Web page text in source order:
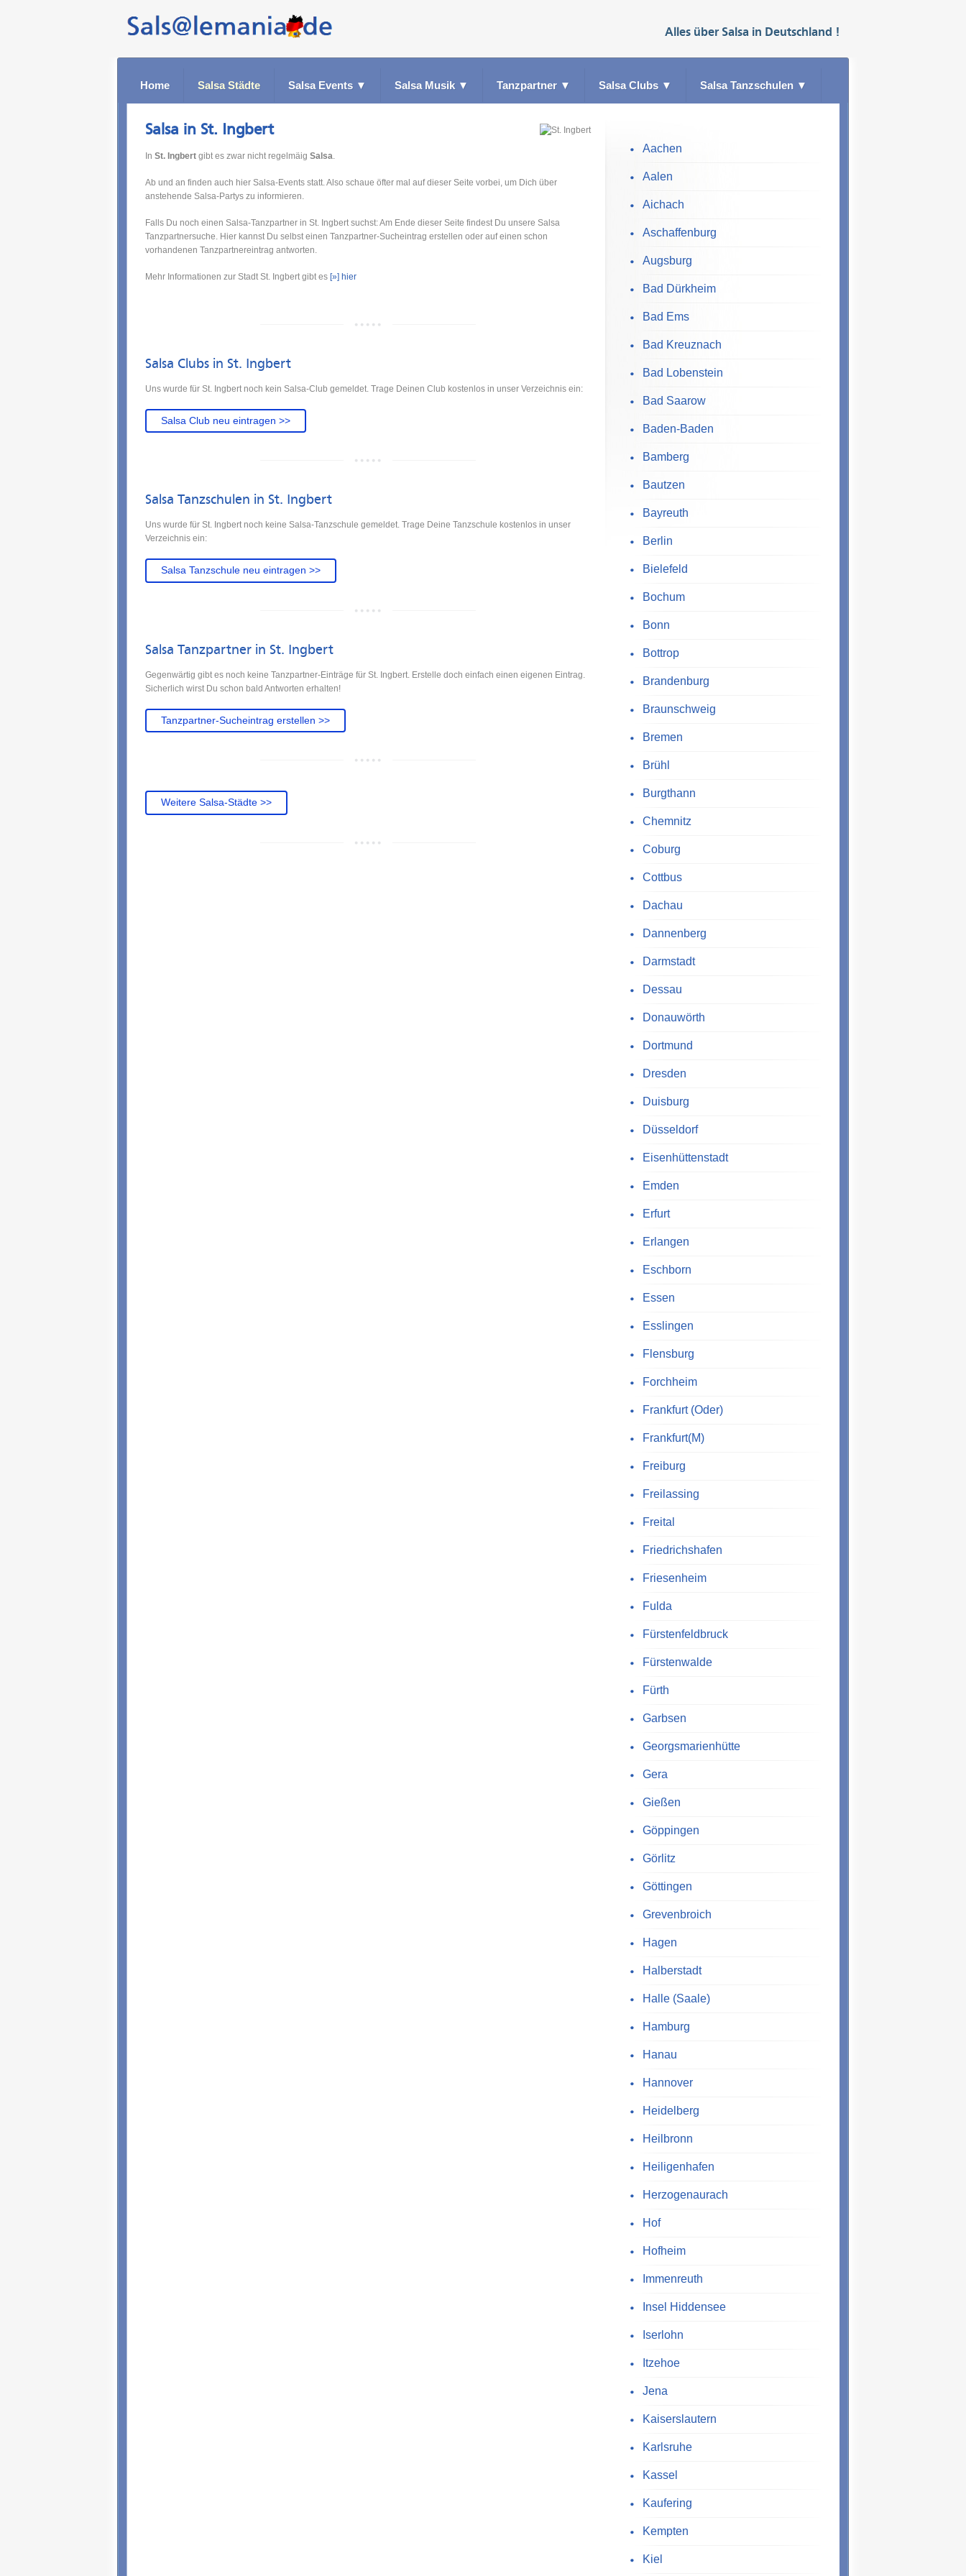
Alles über Salsa in Deutschland !
Home Salsa Städte Salsa Events ▼ Salsa Musik ▼ Tanzpartner ▼ Salsa Clubs ▼ Salsa Tanzschulen ▼
Salsa in St. Ingbert
In St. Ingbert gibt es zwar nicht regelmäig Salsa.
Ab und an finden auch hier Salsa-Events statt. Also schaue öfter mal auf dieser Seite vorbei, um Dich über
anstehende Salsa-Partys zu informieren.
Falls Du noch einen Salsa-Tanzpartner in St. Ingbert suchst: Am Ende dieser Seite findest Du unsere Salsa
Tanzpartnersuche. Hier kannst Du selbst einen Tanzpartner-Sucheintrag erstellen oder auf einen schon
vorhandenen Tanzpartnereintrag antworten.
Mehr Informationen zur Stadt St. Ingbert gibt es [»] hier
Salsa Clubs in St. Ingbert
Uns wurde für St. Ingbert noch kein Salsa-Club gemeldet. Trage Deinen Club kostenlos in unser Verzeichnis ein:
Salsa Club neu eintragen >>
Salsa Tanzschulen in St. Ingbert
Uns wurde für St. Ingbert noch keine Salsa-Tanzschule gemeldet. Trage Deine Tanzschule kostenlos in unser
Verzeichnis ein:
Salsa Tanzschule neu eintragen >>
Salsa Tanzpartner in St. Ingbert
Gegenwärtig gibt es noch keine Tanzpartner-Einträge für St. Ingbert. Erstelle doch einfach einen eigenen Eintrag.
Sicherlich wirst Du schon bald Antworten erhalten!
Tanzpartner-Sucheintrag erstellen >>
Weitere Salsa-Städte >>
Aachen
Aalen
Aichach
Aschaffenburg
Augsburg
Bad Dürkheim
Bad Ems
Bad Kreuznach
Bad Lobenstein
Bad Saarow
Baden-Baden
Bamberg
Bautzen
Bayreuth
Berlin
Bielefeld
Bochum
Bonn
Bottrop
Brandenburg
Braunschweig
Bremen
Brühl
Burgthann
Chemnitz
Coburg
Cottbus
Dachau
Dannenberg
Darmstadt
Dessau
Donauwörth
Dortmund
Dresden
Duisburg
Düsseldorf
Eisenhüttenstadt
Emden
Erfurt
Erlangen
Eschborn
Essen
Esslingen
Flensburg
Forchheim
Frankfurt (Oder)
Frankfurt(M)
Freiburg
Freilassing
Freital
Friedrichshafen
Friesenheim
Fulda
Fürstenfeldbruck
Fürstenwalde
Fürth
Garbsen
Georgsmarienhütte
Gera
Gießen
Göppingen
Görlitz
Göttingen
Grevenbroich
Hagen
Halberstadt
Halle (Saale)
Hamburg
Hanau
Hannover
Heidelberg
Heilbronn
Heiligenhafen
Herzogenaurach
Hof
Hofheim
Immenreuth
Insel Hiddensee
Iserlohn
Itzehoe
Jena
Kaiserslautern
Karlsruhe
Kassel
Kaufering
Kempten
Kiel